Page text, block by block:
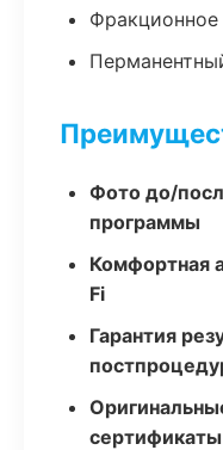
Фото до/
программы
Комфортная
Fi
Гарантия